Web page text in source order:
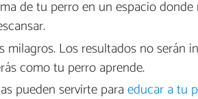
de tu perro en un espacio
milagros. Los resultados no serán
como tu perro aprende.
pueden servirte paraeducar a tu